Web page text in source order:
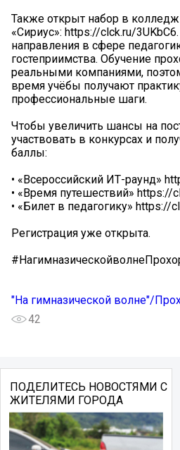
Также открыт набор в колледж
«Сириус»: https://clck.ru/
направления в сфере
гостеприимства. Обучение
реальными компаниями,
время учёбы получают
профессиональные шаги.
Чтобы увеличить шансы на
участвовать в конкурсах и
баллы:
• «Всероссийский ИТ-раунд»
• «Время путешествий» https://
• «Билет в педагогику» https://
Регистрация уже открыта.
"На гимназической волне"/
42
ПОДЕЛИТЕСЬ НОВОСТЯМИ С
ЖИТЕЛЯМИ ГОРОДА